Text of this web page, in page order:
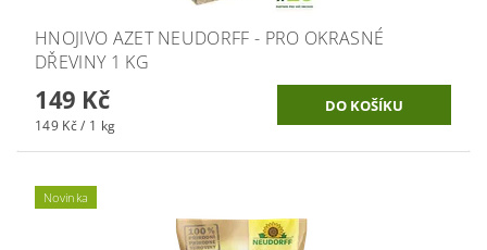
HNOJIVO AZET NEUDORFF - PRO OKRASNÉ
DŘEVINY 1 KG
149 Kč
149 Kč / 1 kg
Novinka